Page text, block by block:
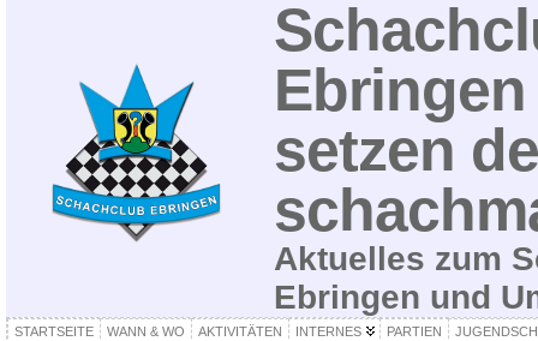
setzen
Aktuelles zum
Ebringen und
STARTSEITE WANN & WO AKTIVITÄTEN INTERNES PARTIEN